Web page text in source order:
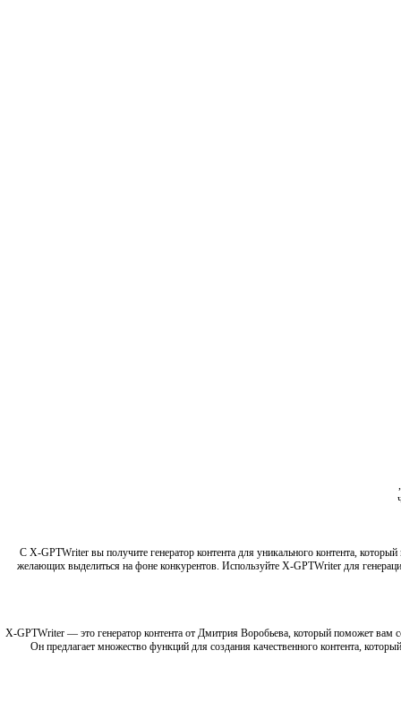
С X-GPTWriter вы получите генератор контента для уникального контента,
желающих выделиться на фоне конкурентов. Используйте X-GPTWriter для
X-GPTWriter — это генератор контента от Дмитрия Воробьева, который поможет вам
Он предлагает множество функций для создания качественного контента,